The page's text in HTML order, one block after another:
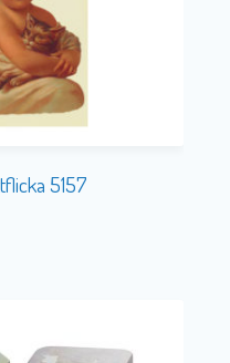
5157